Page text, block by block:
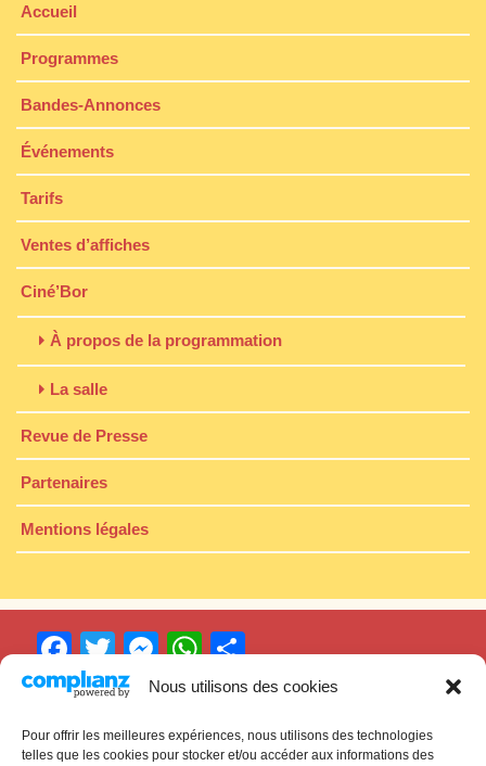
Nous utilisons des cookies
Pour offrir les meilleures expériences, nous utilisons des technologies
telles que les cookies pour stocker et/ou accéder aux informations des
Accueil
Programmes
Bandes-Annonces
Événements
Tarifs
Ventes d’affiches
Ciné’Bor
À propos de la programmation
La salle
Revue de Presse
Partenaires
Mentions légales
F
a
e
T
w
er
M
e
s
W
h
s
P
ar
g
CinémaCiné’Bor